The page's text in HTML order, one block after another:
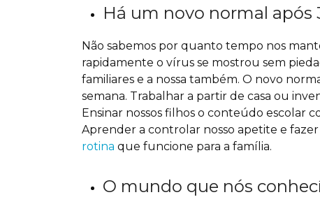
Há um novo normal
Não sabemos por quanto tempo nos
rapidamente o vírus se mostrou sem
familiares e a nossa também. O novo
semana. Trabalhar a partir de casa ou
Ensinar nossos filhos o conteúdo escolar
Aprender a controlar nosso apetite e
rotina que funcione para a família.
O mundo que nós